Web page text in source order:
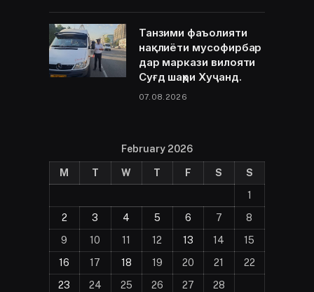
Танзими фаъолияти
нақлиёти мусофирбар
дар маркази вилояти
Суғд шаҳри Хуҷанд.
07.08.2026
February 2026
M T W T F S
S
1
2
3 4 5 6 7
8
9
10 11 12 13 14
15
16
17 18 19 20 21
22
23
24 25 26 27 28